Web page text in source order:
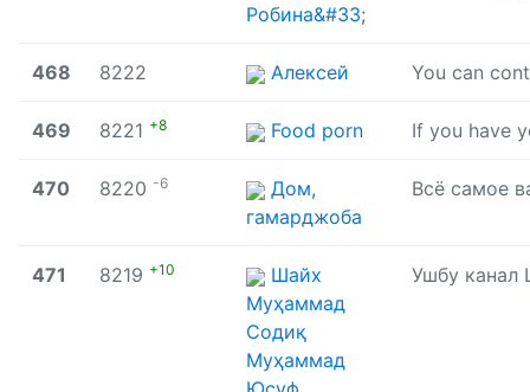
Робина&#33;
468 8222 Алексей You can
469 8221 +8 Food porn
470 8220 -6
Дом,
гамарджоба
471 8219 +10
Шайх
Муҳаммад
Содиқ
Муҳаммад